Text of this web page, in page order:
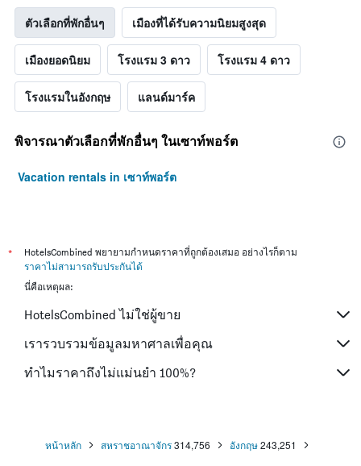
ตัวเลือกที่พักอื่นๆ เมืองที่ได้รับความนิยมสูงสุด
เมืองยอดนิยม โรงแรม 3 ดาว โรงแรม 4 ดาว
โรงแรมในอังกฤษ แลนด์มาร์ค
พิจารณาตัวเลือกที่พักอื่นๆ ในเซาท์พอร์ต
Vacation rentals in เซาท์พอร์ต
*
HotelsCombined พยายามกำหนดราคาที่ถูกต้องเสมอ อย่างไรก็ตาม
ราคาไม่สามารถรับประกันได้
นี่คือเหตุผล:
HotelsCombined ไม่ใช่ผู้ขาย
เรารวบรวมข้อมูลมหาศาลเพื่อคุณ
ทำไมราคาถึงไม่แม่นยำ 100%?
หน้าหลัก สหราชอาณาจักร314,756 อังกฤษ243,251